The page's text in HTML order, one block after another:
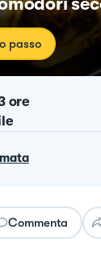
passo
ore
Commenta